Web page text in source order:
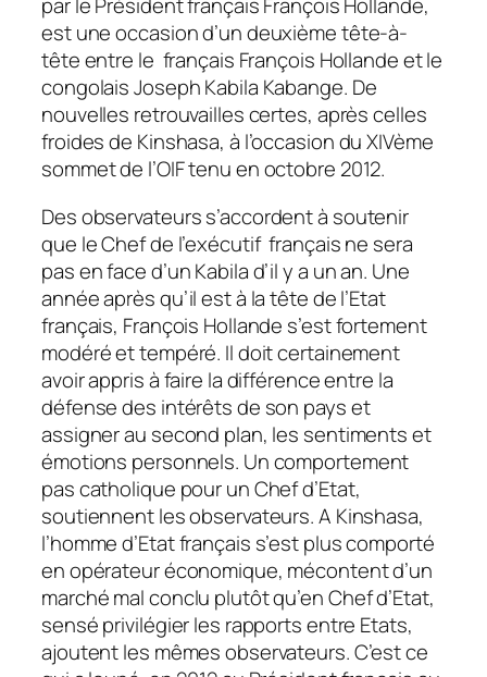
par le Président français François Hollande,
est une occasion d’un deuxième tête-à-
tête entre le français François Hollande et le
congolais Joseph Kabila Kabange. De
nouvelles retrouvailles certes, après celles
froides de Kinshasa, à l’occasion du XIVème
sommet de l’OIF tenu en octobre 2012.
Des observateurs s’accordent à soutenir
que le Chef de l’exécutif français ne sera
pas en face d’un Kabila d’il y a un an. Une
année après qu’il est à la tête de l’Etat
français, François Hollande s’est fortement
modéré et tempéré. Il doit certainement
avoir appris à faire la différence entre la
défense des intérêts de son pays et
assigner au second plan, les sentiments et
émotions personnels. Un comportement
pas catholique pour un Chef d’Etat,
soutiennent les observateurs. A Kinshasa,
l’homme d’Etat français s’est plus comporté
en opérateur économique, mécontent d’un
marché mal conclu plutôt qu’en Chef d’Etat,
sensé privilégier les rapports entre Etats,
ajoutent les mêmes observateurs. C’est ce